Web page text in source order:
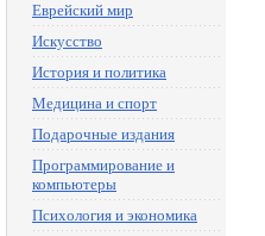
Еврейский мир
Искусство
История и политика
Медицина и спорт
Подарочные издания
Программирование и
компьютеры
Психология и экономика